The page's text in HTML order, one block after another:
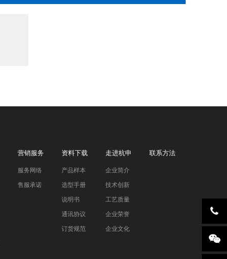
营销服务
服务网络
售服承诺
资料下载
产品样本
选型手册
说明书
通讯协议
订货规范
走进杭申
企业简介
技术创新
工艺质量
企业荣誉
企业文化
联系方法